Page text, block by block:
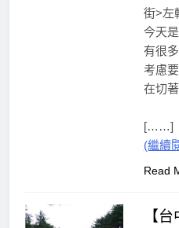
街>左
今天
有很
考慮
在切
[……]
(繼續
Read
【